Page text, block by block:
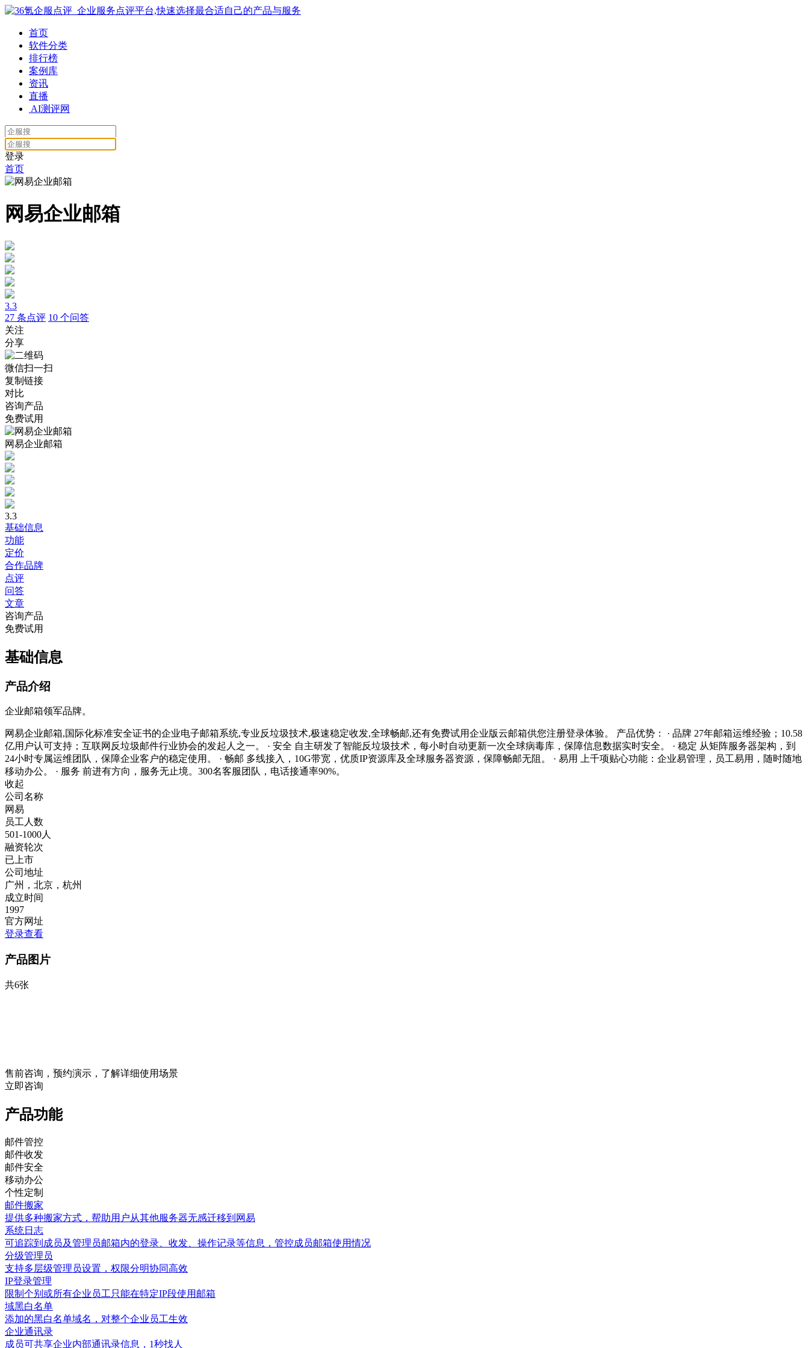
首页
软件分类
排行榜
案例库
资讯
直播
AI测评网
登录
首页
网易企业邮箱
3.3
27 条点评 10 个问答
关注
分享
微信扫一扫
复制链接
对比
咨询产品
免费试用
网易企业邮箱
3.3
基础信息
功能
定价
合作品牌
点评
问答
文章
咨询产品
免费试用
基础信息
产品介绍
企业邮箱领军品牌。
网易企业邮箱,国际化标准安全证书的企业电子邮箱系统,专业反垃圾技术,极速稳定收发,全球畅邮,还有免费试用企业版云邮箱供您注册登录体验。 产品优势： · 品牌 27年邮箱运维经验；10.58
亿用户认可支持；互联网反垃圾邮件行业协会的发起人之一。 · 安全 自主研发了智能反垃圾技术，每小时自动更新一次全球病毒库，保障信息数据实时安全。 · 稳定 从矩阵服务器架构，到
24小时专属运维团队，保障企业客户的稳定使用。 · 畅邮 多线接入，10G带宽，优质IP资源库及全球服务器资源，保障畅邮无阻。 · 易用 上千项贴心功能：企业易管理，员工易用，随时随地
移动办公。 · 服务 前进有方向，服务无止境。300名客服团队，电话接通率90%。
收起
公司名称
网易
员工人数
501-1000人
融资轮次
已上市
公司地址
广州，北京，杭州
成立时间
1997
官方网址
登录查看
产品图片
共6张
售前咨询，预约演示，了解详细使用场景
立即咨询
产品功能
邮件管控
邮件收发
邮件安全
移动办公
个性定制
邮件搬家
提供多种搬家方式，帮助用户从其他服务器无感迁移到网易
系统日志
可追踪到成员及管理员邮箱内的登录、收发、操作记录等信息，管控成员邮箱使用情况
分级管理员
支持多层级管理员设置，权限分明协同高效
IP登录管理
限制个别或所有企业员工只能在特定IP段使用邮箱
域黑白名单
添加的黑白名单域名，对整个企业员工生效
企业通讯录
成员可共享企业内部通讯录信息，1秒找人